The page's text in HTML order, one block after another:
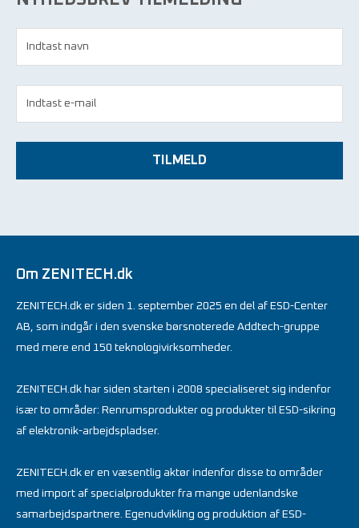
TILMELD
Om ZENITECH.dk
ZENITECH.dk er siden 1. september 2025 en del af ESD-Center
AB, som indgår i den svenske børsnoterede Addtech-gruppe
med mere end 150 teknologivirksomheder.
ZENITECH.dk har siden starten i 2008 specialiseret sig indenfor
især to områder: Renrumsprodukter og produkter til ESD-sikring
af elektronik-arbejdspladser.
ZENITECH.dk er en væsentlig aktør indenfor disse to områder
med import af specialprodukter fra mange udenlandske
samarbejdspartnere. Egenudvikling og produktion af ESD-